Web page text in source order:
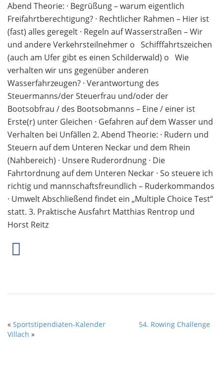
Abend Theorie: · Begrüßung – warum eigentlich
Freifahrtberechtigung? · Rechtlicher Rahmen – Hier ist
(fast) alles geregelt · Regeln auf Wasserstraßen – Wir
und andere Verkehrsteilnehmer o Schifffahrtszeichen
(auch am Ufer gibt es einen Schilderwald) o Wie
verhalten wir uns gegenüber anderen
Wasserfahrzeugen? · Verantwortung des
Steuermanns/der Steuerfrau und/oder der
Bootsobfrau / des Bootsobmanns – Eine / einer ist
Erste(r) unter Gleichen · Gefahren auf dem Wasser und
Verhalten bei Unfällen 2. Abend Theorie: · Rudern und
Steuern auf dem Unteren Neckar und dem Rhein
(Nahbereich) · Unsere Ruderordnung · Die
Fahrtordnung auf dem Unteren Neckar · So steuere ich
richtig und mannschaftsfreundlich – Ruderkommandos
· Umwelt Abschließend findet ein „Multiple Choice Test“
statt. 3. Praktische Ausfahrt Matthias Rentrop und
Horst Reitz
« Sportstipendiaten-Kalender
54. Rowing Challenge
Villach »